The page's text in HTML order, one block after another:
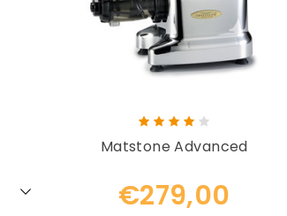
Matstone Advanced
€279,00